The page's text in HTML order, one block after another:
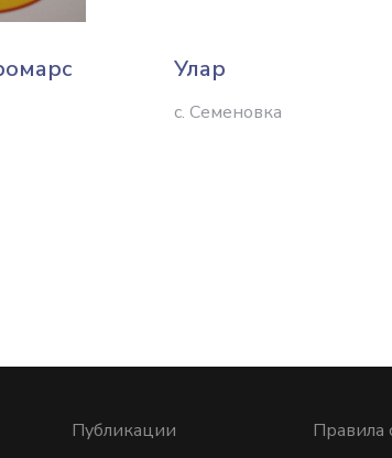
Улар
с. Семеновка
Публикации Правила